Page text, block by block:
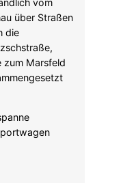
eigens für
testete es